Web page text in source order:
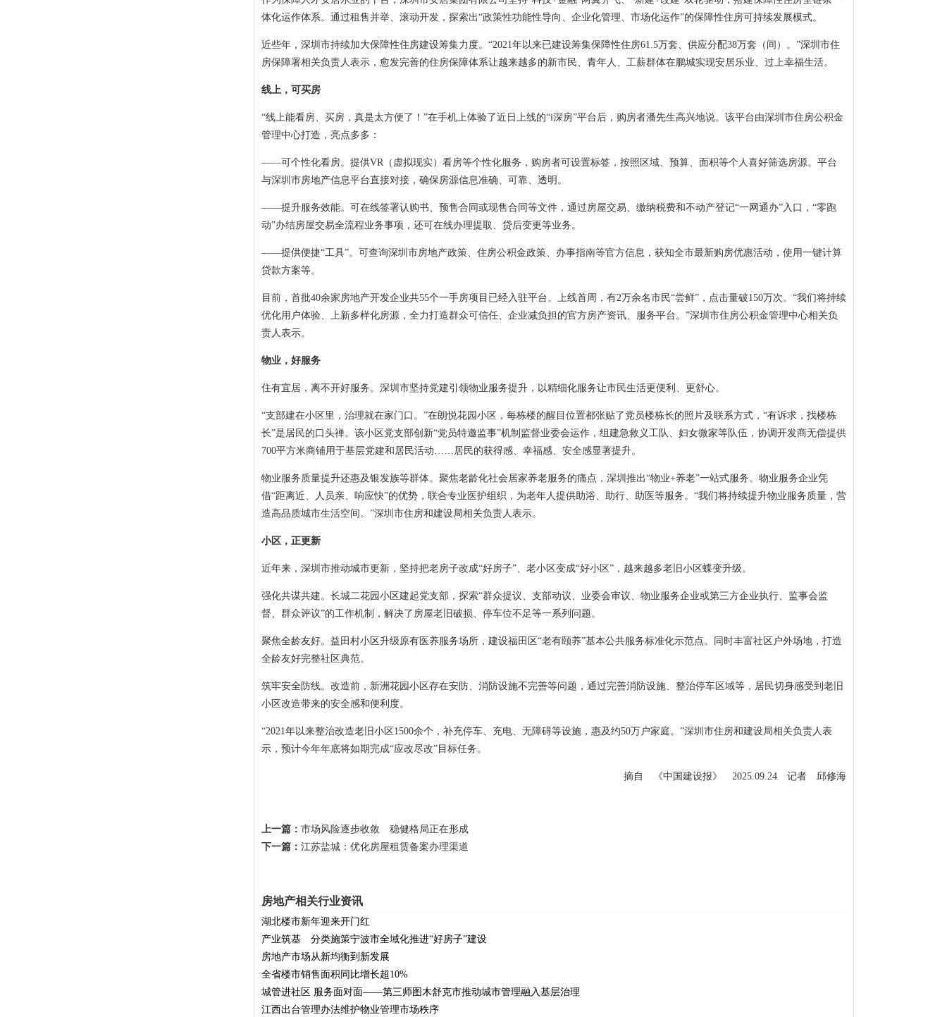
体化运作体系。通过租售并举、滚动开发，探索出“政策性功能性导向、企业化管理、市场化运作”的保障性住房可持续发展模式。
近些年，深圳市持续加大保障性住房建设筹集力度。“2021年以来已建设筹集保障性住房61.5万套、供应分配38万套（间）。”深圳市住
房保障署相关负责人表示，愈发完善的住房保障体系让越来越多的新市民、青年人、工薪群体在鹏城实现安居乐业、过上幸福生活。
线上，可买房
“线上能看房、买房，真是太方便了！”在手机上体验了近日上线的“i深房”平台后，购房者潘先生高兴地说。该平台由深圳市住房公积金
管理中心打造，亮点多多：
——可个性化看房。提供VR（虚拟现实）看房等个性化服务，购房者可设置标签，按照区域、预算、面积等个人喜好筛选房源。平台
与深圳市房地产信息平台直接对接，确保房源信息准确、可靠、透明。
——提升服务效能。可在线签署认购书、预售合同或现售合同等文件，通过房屋交易、缴纳税费和不动产登记“一网通办”入口，“零跑
动”办结房屋交易全流程业务事项，还可在线办理提取、贷后变更等业务。
——提供便捷“工具”。可查询深圳市房地产政策、住房公积金政策、办事指南等官方信息，获知全市最新购房优惠活动，使用一键计算
贷款方案等。
目前，首批40余家房地产开发企业共55个一手房项目已经入驻平台。上线首周，有2万余名市民“尝鲜”，点击量破150万次。“我们将持续
优化用户体验、上新多样化房源，全力打造群众可信任、企业减负担的官方房产资讯、服务平台。”深圳市住房公积金管理中心相关负
责人表示。
物业，好服务
住有宜居，离不开好服务。深圳市坚持党建引领物业服务提升，以精细化服务让市民生活更便利、更舒心。
“支部建在小区里，治理就在家门口。”在朗悦花园小区，每栋楼的醒目位置都张贴了党员楼栋长的照片及联系方式，“有诉求，找楼栋
长”是居民的口头禅。该小区党支部创新“党员特邀监事”机制监督业委会运作，组建急救义工队、妇女微家等队伍，协调开发商无偿提供
700平方米商铺用于基层党建和居民活动……居民的获得感、幸福感、安全感显著提升。
物业服务质量提升还惠及银发族等群体。聚焦老龄化社会居家养老服务的痛点，深圳推出“物业+养老”一站式服务。物业服务企业凭
借“距离近、人员亲、响应快”的优势，联合专业医护组织，为老年人提供助浴、助行、助医等服务。“我们将持续提升物业服务质量，营
造高品质城市生活空间。”深圳市住房和建设局相关负责人表示。
小区，正更新
近年来，深圳市推动城市更新，坚持把老房子改成“好房子”、老小区变成“好小区”，越来越多老旧小区蝶变升级。
强化共谋共建。长城二花园小区建起党支部，探索“群众提议、支部动议、业委会审议、物业服务企业或第三方企业执行、监事会监
督、群众评议”的工作机制，解决了房屋老旧破损、停车位不足等一系列问题。
聚焦全龄友好。益田村小区升级原有医养服务场所，建设福田区“老有颐养”基本公共服务标准化示范点。同时丰富社区户外场地，打造
全龄友好完整社区典范。
筑牢安全防线。改造前，新洲花园小区存在安防、消防设施不完善等问题，通过完善消防设施、整治停车区域等，居民切身感受到老旧
小区改造带来的安全感和便利度。
“2021年以来整治改造老旧小区1500余个，补充停车、充电、无障碍等设施，惠及约50万户家庭。”深圳市住房和建设局相关负责人表
示，预计今年年底将如期完成“应改尽改”目标任务。
摘自 《中国建设报》 2025.09.24 记者 邱修海
上一篇： 市场风险逐步收敛 稳健格局正在形成
下一篇： 江苏盐城：优化房屋租赁备案办理渠道
房地产相关行业资讯
湖北楼市新年迎来开门红
产业筑基 分类施策宁波市全域化推进“好房子”建设
房地产市场从新均衡到新发展
全省楼市销售面积同比增长超10%
城管进社区 服务面对面——第三师图木舒克市推动城市管理融入基层治理
江西出台管理办法维护物业管理市场秩序